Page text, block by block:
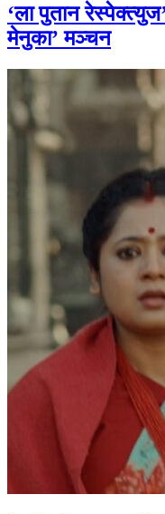
‘ला पुतान
मेनुका’ मञ्चन